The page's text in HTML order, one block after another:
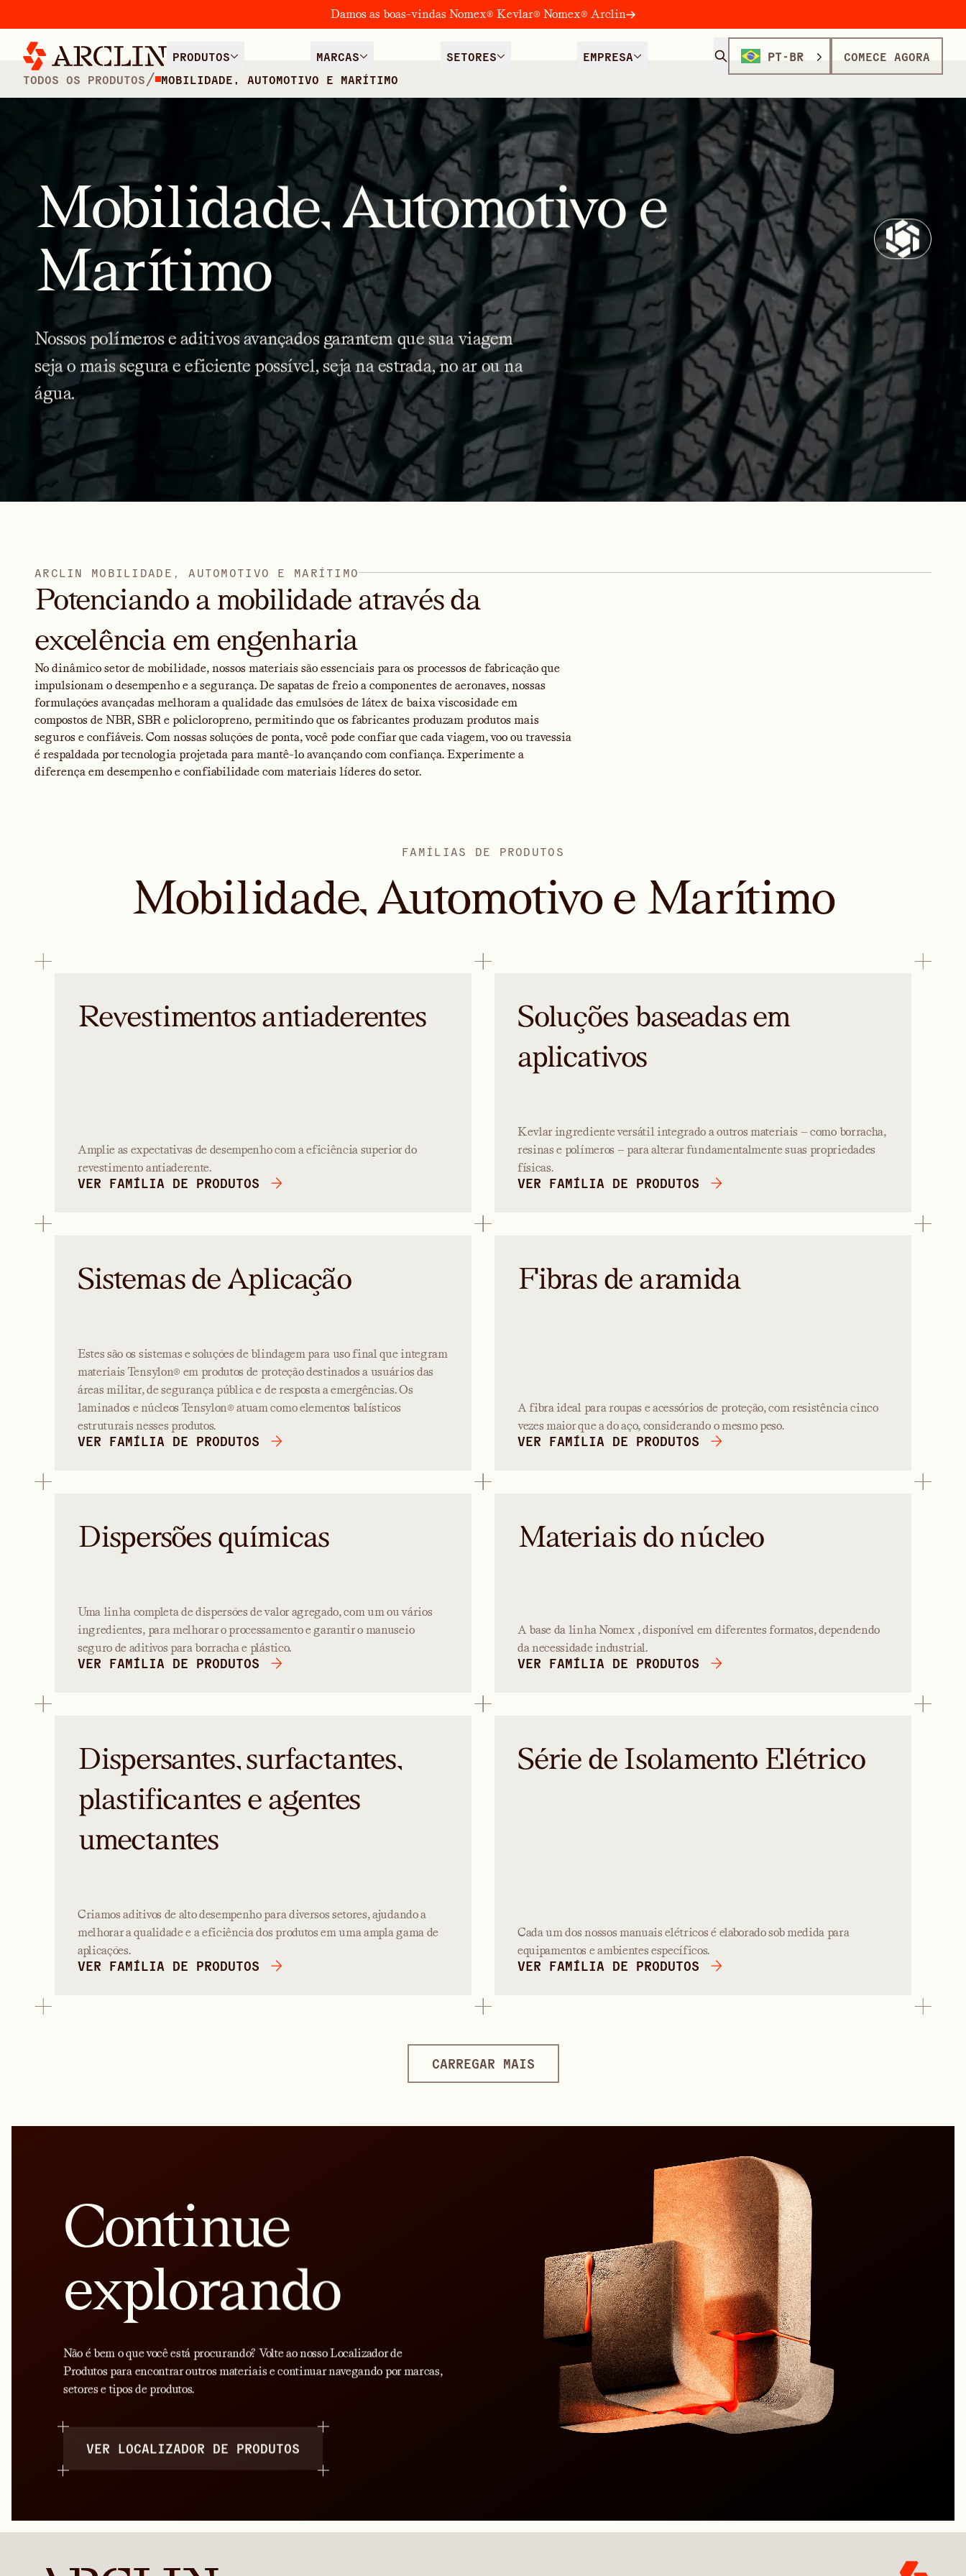
Damos as boas-vindas Nomex® Kevlar® Nomex® Arclin
PRODUTOS MARCAS SETORES EMPRESA PT-BR
COMECE AGORA
TODOS OS PRODUTOS / MOBILIDADE, AUTOMOTIVO E MARÍTIMO
Mobilidade, Automotivo e
Marítimo
Nossos polímerose aditivosavançados garantem que suaviagem
sejao maissegurae eficiente possível,seja naestrada,no arouna
água.
AR CL I N MO BI L I DAD E , A UTOMOTI VO E MA RÍ TI MO
Potenciando a mobilidade através da
excelência em engenharia
No dinâmico setor de mobilidade, nossos materiais são essenciais para os processos de fabricação que
impulsionam o desempenho e a segurança. De sapatas de freio a componentes de aeronaves, nossas
formulações avançadas melhoram a qualidade das emulsões de látex de baixa viscosidade em
compostos de NBR, SBR e policloropreno, permitindo que os fabricantes produzam produtos mais
seguros e confiáveis. Com nossas soluções de ponta, você pode confiar que cada viagem, voo ou travessia
é respaldada por tecnologia projetada para mantê-lo avançando com confiança. Experimente a
diferença em desempenho e confiabilidade com materiais líderes do setor.
FAMÍLIAS DE PRODUTOS
Mobilidade, Automotivo e Marítimo
Revestimentos antiaderentes
Amplie as expectativas de desempenho com a eficiência superior do
revestimento antiaderente.
VER FAMÍLIA DE PRODUTOS
Soluções baseadas em
aplicativos
Kevlar ingrediente versátil integrado a outros materiais — como borracha,
resinas e polímeros — para alterar fundamentalmente suas propriedades
físicas.
VER FAMÍLIA DE PRODUTOS
Sistemas de Aplicação
Estes são os sistemas e soluções de blindagem para uso final que integram
materiais Tensylon® em produtos de proteção destinados a usuários das
áreas militar, de segurança pública e de resposta a emergências. Os
laminados e núcleos Tensylon® atuam como elementos balísticos
estruturais nesses produtos.
VER FAMÍLIA DE PRODUTOS
Fibras de aramida
A fibra ideal para roupas e acessórios de proteção, com resistência cinco
vezes maior que a do aço, considerando o mesmo peso.
VER FAMÍLIA DE PRODUTOS
Dispersões químicas
Uma linha completa de dispersões de valor agregado, com um ou vários
ingredientes, para melhorar o processamento e garantir o manuseio
seguro de aditivos para borracha e plástico.
VER FAMÍLIA DE PRODUTOS
Materiais do núcleo
A base da linha Nomex , disponível em diferentes formatos, dependendo
da necessidade industrial.
VER FAMÍLIA DE PRODUTOS
Dispersantes, surfactantes,
plastificantes e agentes
umectantes
Criamos aditivos de alto desempenho para diversos setores, ajudando a
melhorar a qualidade e a eficiência dos produtos em uma ampla gama de
aplicações.
VER FAMÍLIA DE PRODUTOS
Série de Isolamento Elétrico
Cada um dos nossos manuais elétricos é elaborado sob medida para
equipamentos e ambientes específicos.
VER FAMÍLIA DE PRODUTOS
CARREGAR MAIS
Continue
explorando
Não é bem o que você está procurando? Volte ao nosso Localizador de
Produtos para encontrar outros materiais e continuar navegando por marcas,
setores e tipos de produtos.
VER LOCALIZADOR DE PRODUTOS